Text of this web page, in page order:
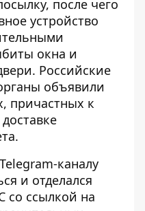
после чего
устройство
окна и
Российские
объявили
причастных к
каналу
и отделался
со ссылкой на